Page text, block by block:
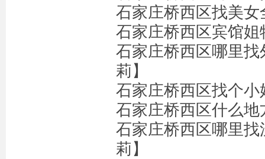
石家庄桥西区找美
石家庄桥西区宾馆
石家庄桥西区哪里
莉】
石家庄桥西区找个
石家庄桥西区什么
石家庄桥西区哪里
莉】